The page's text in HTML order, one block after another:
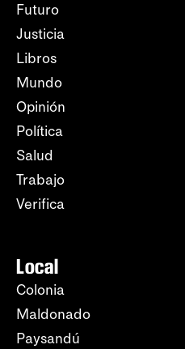
Futuro
Justicia
Libros
Mundo
Opinión
Política
Salud
Trabajo
Verifica
Local
Colonia
Maldonado
Paysandú